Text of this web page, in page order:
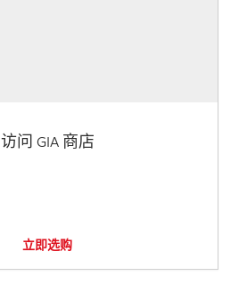
访问 GIA 商店
立即选购